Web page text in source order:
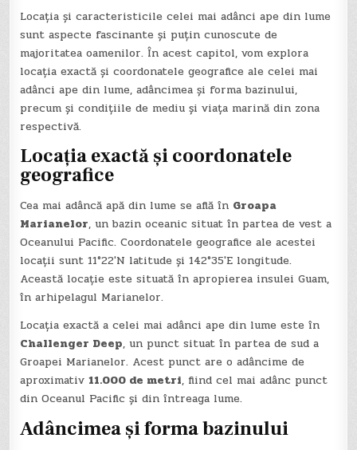
Locația și caracteristicile celei mai adânci ape din lume
sunt aspecte fascinante și puțin cunoscute de
majoritatea oamenilor. În acest capitol, vom explora
locația exactă și coordonatele geografice ale celei mai
adânci ape din lume, adâncimea și forma bazinului,
precum și condițiile de mediu și viața marină din zona
respectivă.
Locația exactă și coordonatele
geografice
Cea mai adâncă apă din lume se află în Groapa
Marianelor, un bazin oceanic situat în partea de vest a
Oceanului Pacific. Coordonatele geografice ale acestei
locații sunt 11°22′N latitude și 142°35′E longitude.
Această locație este situată în apropierea insulei Guam,
în arhipelagul Marianelor.
Locația exactă a celei mai adânci ape din lume este în
Challenger Deep, un punct situat în partea de sud a
Groapei Marianelor. Acest punct are o adâncime de
aproximativ11.000 de metri, fiind cel mai adânc punct
din Oceanul Pacific și din întreaga lume.
Adâncimea și forma bazinului